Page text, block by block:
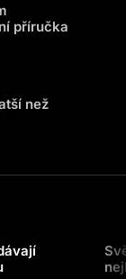
příručka
než